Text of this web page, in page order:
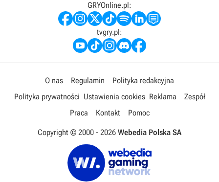
GRYOnline.pl:
tvgry.pl:
O nas Regulamin
Polityka redakcyjna
Polityka prywatności Ustawienia cookies Reklama
Zespół
Praca
Kontakt Pomoc
Copyright © 2000 - 2026 Webedia Polska SA